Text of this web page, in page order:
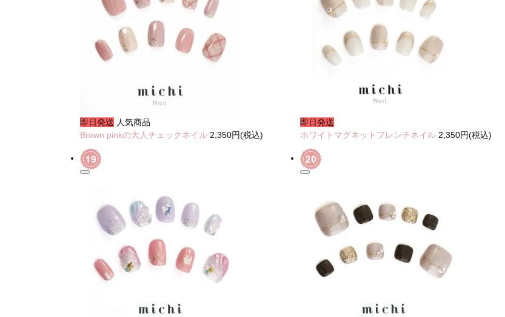
即日発送 人気商品
Brown pinkの大人チェックネイル 2,350円(税込)
即日発送
ホワイトマグネットフレンチネイル 2,350円(税込)